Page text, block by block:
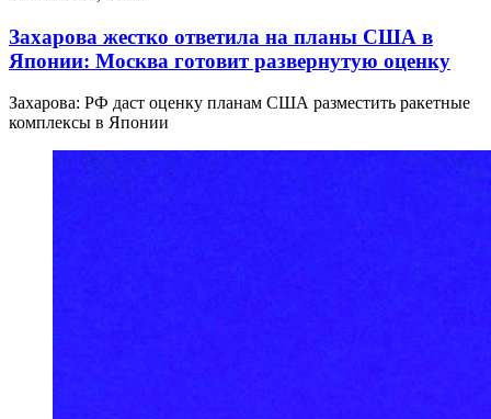
Захарова жестко ответила на планы США в
Японии: Москва готовит развернутую оценку
Захарова: РФ даст оценку планам США разместить ракетные
комплексы в Японии